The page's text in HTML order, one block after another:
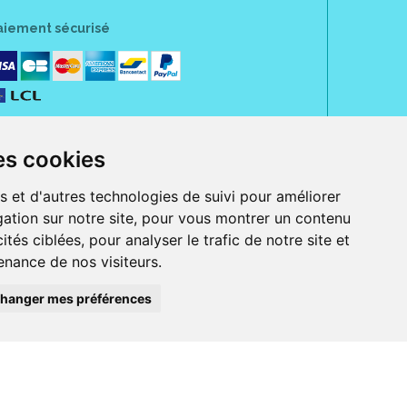
cookies
et d'autres technologies de suivi pour améliorer
sur notre site, pour vous montrer un contenu
ciblées, pour analyser le trafic de notre site et
de nos visiteurs.
mes préférences
sécurisé
Jeanne d' Harcourt, 80300 Albert.
ordonnance.
et iPod touch), ou sur Google Play (pour Androïd 5.0 ou version
Bancontact, PayPal.